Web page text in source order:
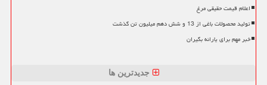
اعلام قیمت حقیقی مرغ
تولید محصولات باغی از 13 و شش دهم میلیون تن گذشت
خبر مهم برای یارانه بگیران
جدیدترین ها